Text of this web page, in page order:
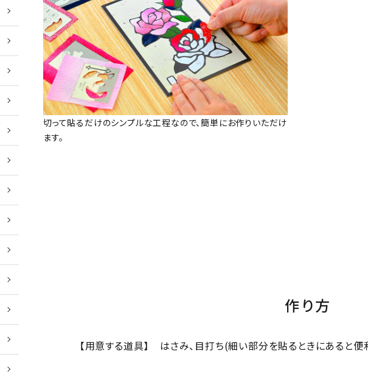
切って貼るだけのシンプルな工程なので、簡単にお作りいただけ
ます。
作り方
【用意する道具】 はさみ、目打ち(細い部分を貼るときにあると便